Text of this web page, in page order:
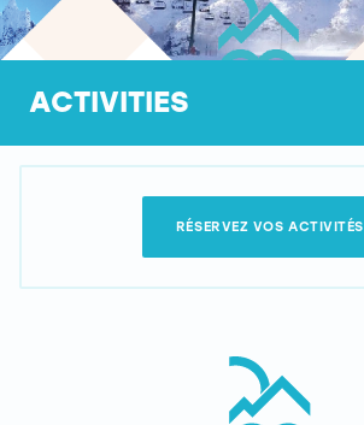
ACTIVITIES
RÉSERVEZ VOS ACTIVITÉS